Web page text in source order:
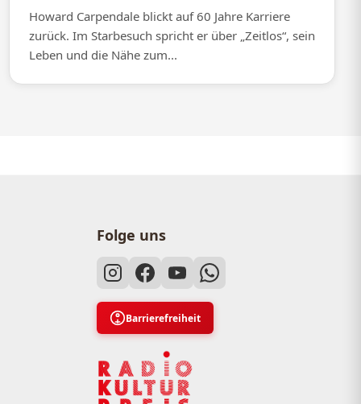
Howard Carpendale blickt auf 60 Jahre Karriere
zurück. Im Starbesuch spricht er über „Zeitlos“, sein
Leben und die Nähe zum...
Folge uns
Barrierefreiheit